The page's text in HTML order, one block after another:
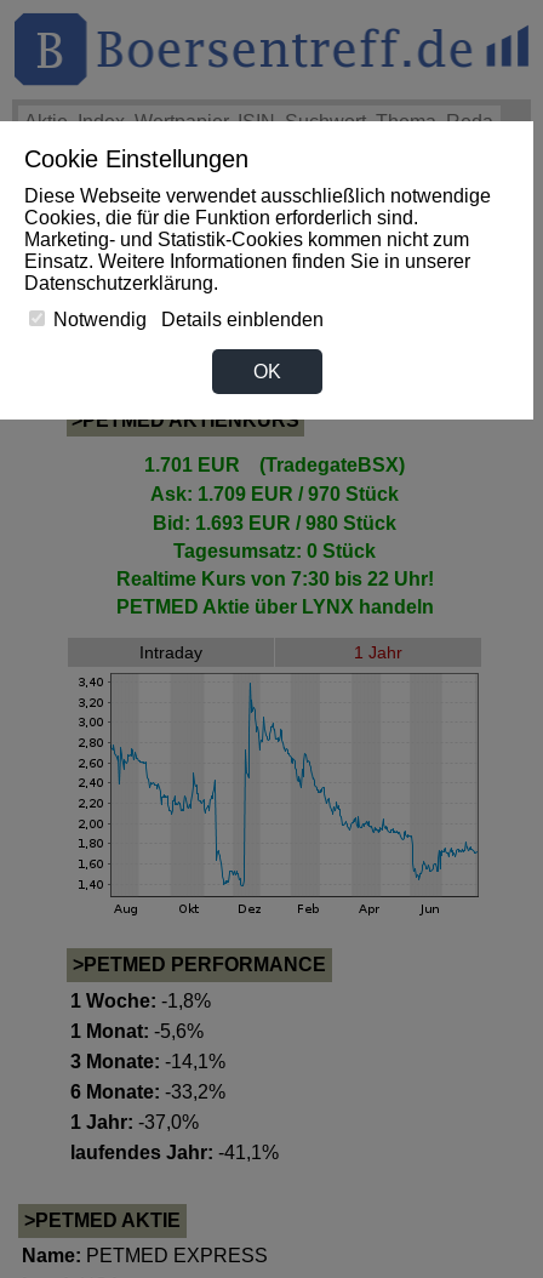
Cookie Einstellungen
Diese Webseite verwendet ausschließlich notwendige
Cookies, die für die Funktion erforderlich sind.
Marketing- und Statistik-Cookies kommen nicht zum
Einsatz. Weitere Informationen finden Sie in unserer
Datenschutzerklärung.
Notwendig
Details einblenden
OK
THEMEN HOT-STOCKS
Impact News +++ eBay Non-GAAP EPS of $1.60 beats by
$0.09, revenue of $3.1B beats by $80M (SeekingAlpha)
EBAY Aktie +3,07%
PETMED Aktie
>PETMED AKTIENKURS
1.701 EUR (TradegateBSX)
Ask: 1.709 EUR / 970 Stück
Bid: 1.693 EUR / 980 Stück
Tagesumsatz: 0 Stück
Realtime Kurs von 7:30 bis 22 Uhr!
PETMED Aktieüber LYNX handeln
Intraday 1 Jahr
>PETMED PERFORMANCE
1 Woche: -1,8%
1 Monat: -5,6%
3 Monate: -14,1%
6 Monate: -33,2%
1 Jahr: -37,0%
laufendes Jahr: -41,1%
>PETMED AKTIE
Name: PETMED EXPRESS